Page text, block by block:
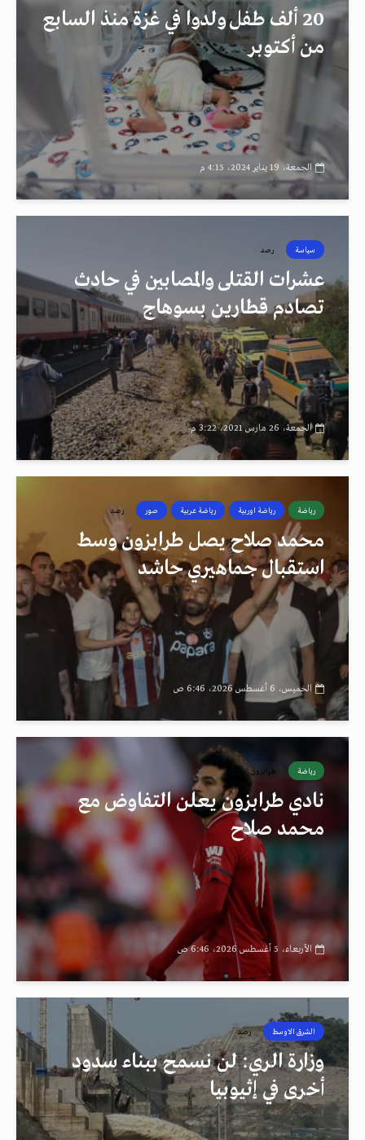
20 ألف طفل ولدوا في غزة منذ السابع
من أكتوبر
الجمعة، 19 يناير 2024، 4:15 م
سياسة رصد
عشرات القتلى والمصابين في حادث
تصادم قطارين بسوهاج
الجمعة، 26 مارس 2021، 3:22 م
رياضة رياضة اوربية رياضة عربية صور رصد
محمد صلاح يصل طرابزون وسط
استقبال جماهيري حاشد
الخميس، 6 أغسطس 2026، 6:46 ص
رياضة طرابزون
نادي طرابزون يعلن التفاوض مع
محمد صلاح
الأربعاء، 5 أغسطس 2026، 6:46 ص
الشرق الاوسط رصد
وزارة الري: لن نسمح ببناء سدود
أخرى في إثيوبيا